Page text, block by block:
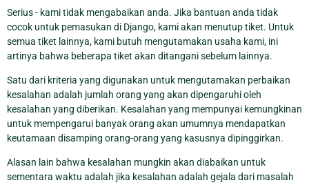
Serius - kami tidak mengabaikan anda. Jika bantuan anda tidak
cocok untuk pemasukan di Django, kami akan menutup tiket. Untuk
semua tiket lainnya, kami butuh mengutamakan usaha kami, ini
artinya bahwa beberapa tiket akan ditangani sebelum lainnya.
Satu dari kriteria yang digunakan untuk mengutamakan perbaikan
kesalahan adalah jumlah orang yang akan dipengaruhi oleh
kesalahan yang diberikan. Kesalahan yang mempunyai kemungkinan
untuk mempengarui banyak orang akan umumnya mendapatkan
keutamaan disamping orang-orang yang kasusnya dipinggirkan.
Alasan lain bahwa kesalahan mungkin akan diabaikan untuk
sementara waktu adalah jika kesalahan adalah gejala dari masalah